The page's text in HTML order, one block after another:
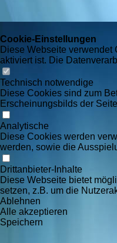
Cookie-Einstellungen
Diese Webseite
aktiviert ist. Die
Technisch notwendige
Diese Cookies sind zum
Erscheinungsbilds der
Analytische
Diese Cookies werden
werden, sowie die
Drittanbieter-Inhalte
Diese Webseite bietet
setzen, z.B. um die
Ablehnen
Alle akzeptieren
Speichern